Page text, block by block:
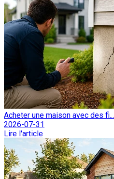
Acheter une maison avec des fi...
2026-07-31
Lire l'article